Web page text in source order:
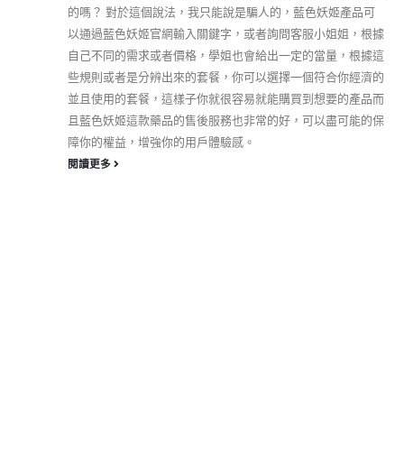
的嗎？ 對於這個說法，我只能說是騙人的，藍色妖姬產品可
以通過藍色妖姬官網輸入關鍵字，或者詢問客服小姐姐，根據
自己不同的需求或者價格，學姐也會給出一定的當量，根據這
些規則或者是分辨出來的套餐，你可以選擇一個符合你經濟的
並且使用的套餐，這樣子你就很容易就能購買到想要的產品而
且藍色妖姬這款藥品的售後服務也非常的好，可以盡可能的保
障你的權益，增強你的用戶體驗感。
閱讀更多